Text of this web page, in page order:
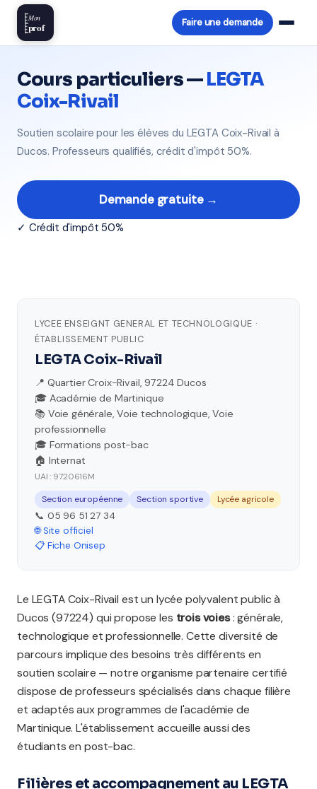
Mon
prof Faire une demande
Cours particuliers —LEGTA
Coix-Rivail
Soutien scolaire pour les élèves du LEGTA Coix-Rivail à
Ducos. Professeurs qualifiés, crédit d'impôt 50%.
Demande gratuite →
✓ Crédit d'impôt 50%
LYCEE ENSEIGNT GENERAL ET TECHNOLOGIQUE ·
ÉTABLISSEMENT PUBLIC
LEGTA Coix-Rivail
📍 Quartier Croix-Rivail, 97224 Ducos
🎓 Académie de Martinique
📚 Voie générale, Voie technologique, Voie
professionnelle
🎓 Formations post-bac
🏠 Internat
UAI : 9720616M
Section européenne
Section sportive Lycée agricole
📞 05 96 51 27 34
🌐 Site officiel
📋 Fiche Onisep
Le LEGTA Coix-Rivail est un lycée polyvalent public à
Ducos (97224) qui propose les trois voies: générale,
technologique et professionnelle. Cette diversité de
parcours implique des besoins très différents en
soutien scolaire — notre organisme partenaire certifié
dispose de professeurs spécialisés dans chaque filière
et adaptés aux programmes de l'académie de
Martinique. L'établissement accueille aussi des
étudiants en post-bac.
Filières et accompagnement au LEGTA